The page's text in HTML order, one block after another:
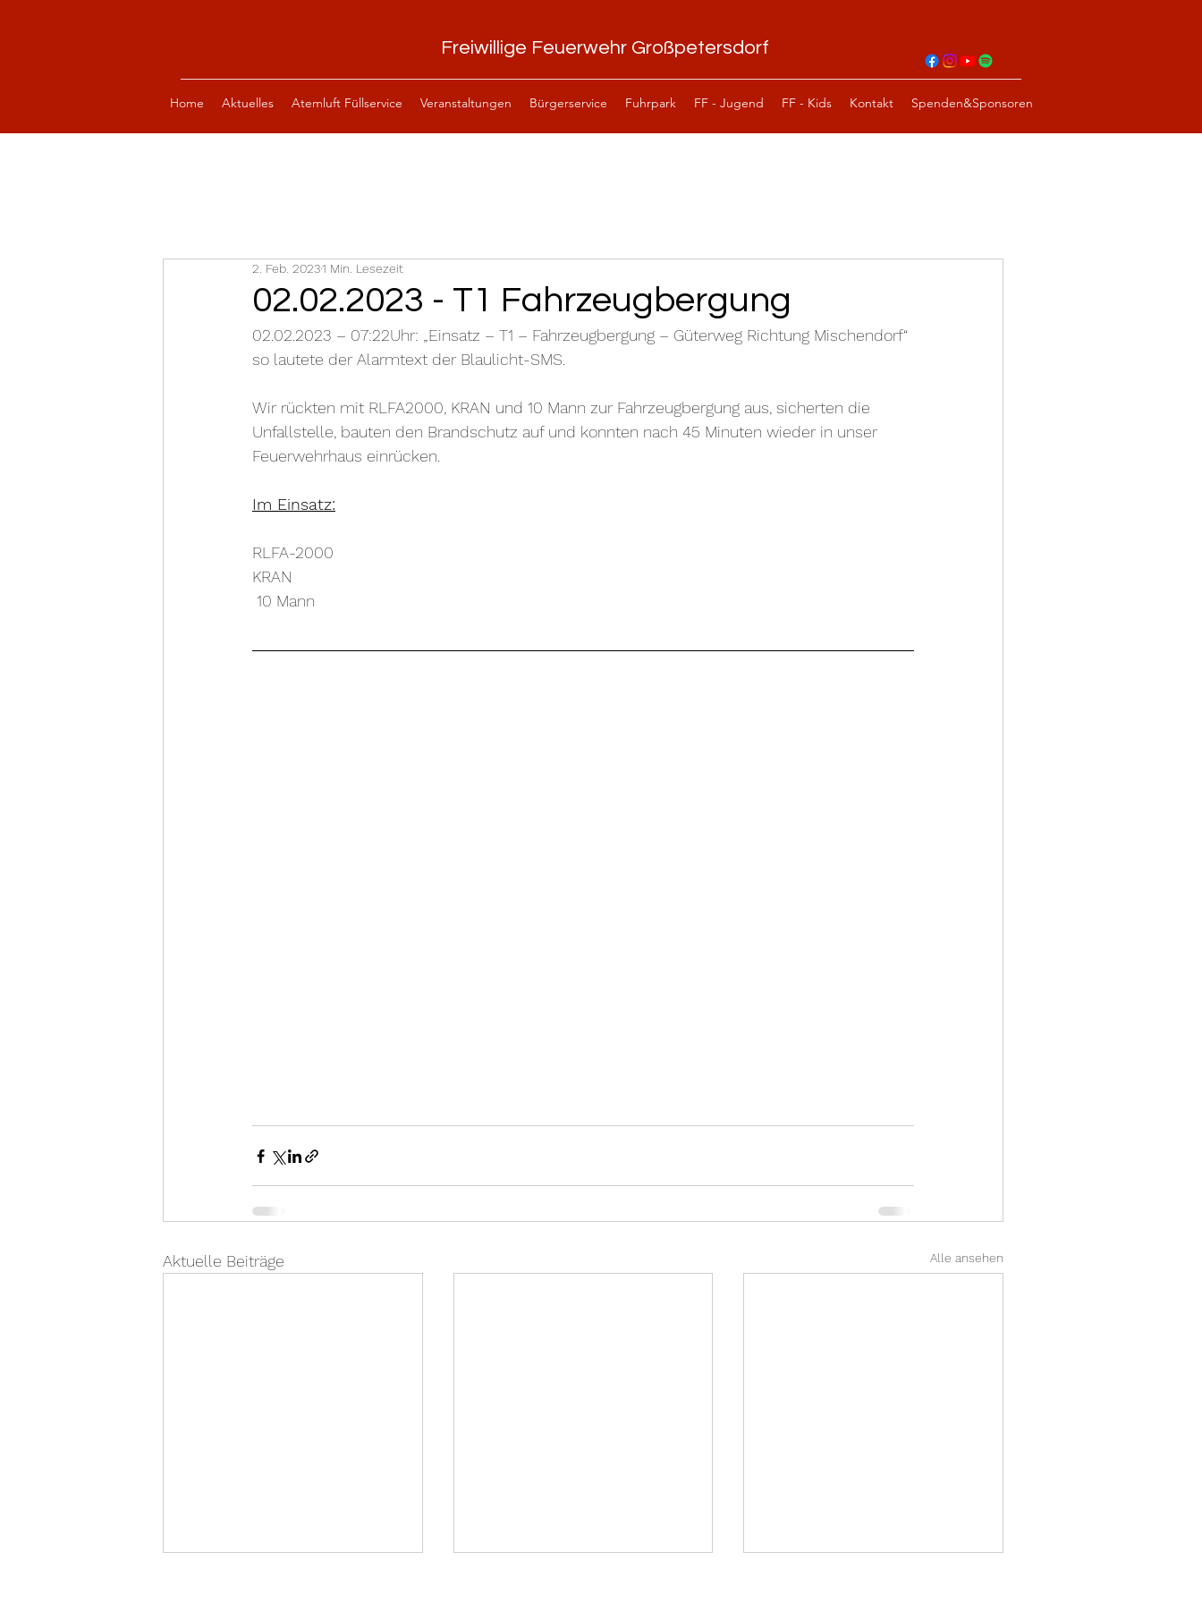
Freiwillige Feuerwehr Großpetersdorf
Home Aktuelles Atemluft Füllservice Veranstaltungen Bürgerservice Fuhrpark FF - Jugend FF - Kids Kontakt Spenden&Sponsoren
02.02.2023 - T1 Fahrzeugbergung
2. Feb. 20231 Min. Lesezeit
02.02.2023 – 07:22Uhr: „Einsatz – T1 – Fahrzeugbergung – Güterweg Richtung Mischendorf“
so lautete der Alarmtext der Blaulicht-SMS.
Wir rückten mit RLFA2000, KRAN und 10 Mann zur Fahrzeugbergung aus, sicherten die
Unfallstelle, bauten den Brandschutz auf und konnten nach 45 Minuten wieder in unser
Feuerwehrhaus einrücken.
Im Einsatz:
RLFA-2000
KRAN
10 Mann
Aktuelle Beiträge Alle ansehen